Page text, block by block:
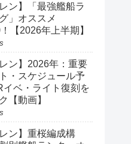
レン】「最強艦船ラ
」オススメ
【2026年上半期】
レン】2026年：重要
・スケジュール予
イベ・ライト復刻を
【動画】
レン】重桜編成構